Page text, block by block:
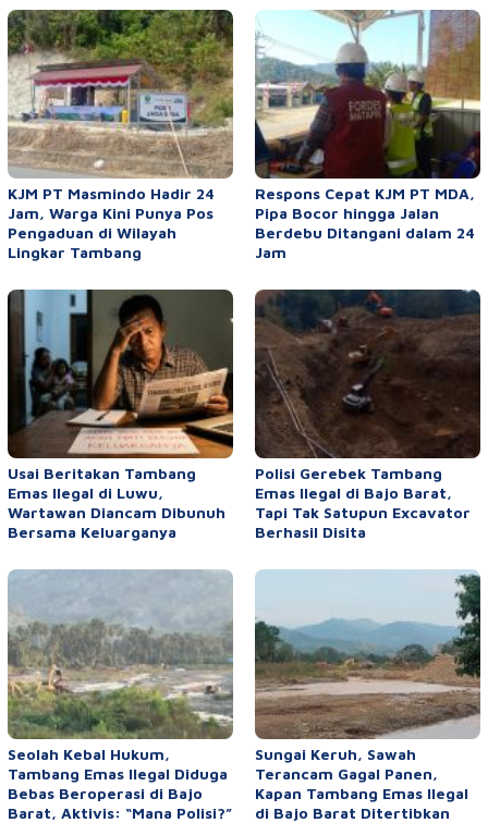
KJM PT Masmindo Hadir 24
Jam, Warga Kini Punya Pos
Pengaduan di Wilayah
Lingkar Tambang
Respons Cepat KJM PT MDA,
Pipa Bocor hingga Jalan
Berdebu Ditangani dalam 24
Jam
Usai Beritakan Tambang
Emas Ilegal di Luwu,
Wartawan Diancam Dibunuh
Bersama Keluarganya
Polisi Gerebek Tambang
Emas Ilegal di Bajo Barat,
Tapi Tak Satupun Excavator
Berhasil Disita
Seolah Kebal Hukum,
Tambang Emas Ilegal Diduga
Bebas Beroperasi di Bajo
Barat, Aktivis: “Mana Polisi?”
Sungai Keruh, Sawah
Terancam Gagal Panen,
Kapan Tambang Emas Ilegal
di Bajo Barat Ditertibkan